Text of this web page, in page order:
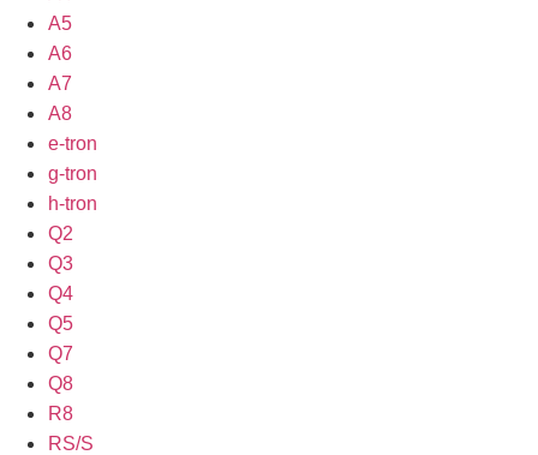
A5
A6
A7
A8
e-tron
g-tron
h-tron
Q2
Q3
Q4
Q5
Q7
Q8
R8
RS/S